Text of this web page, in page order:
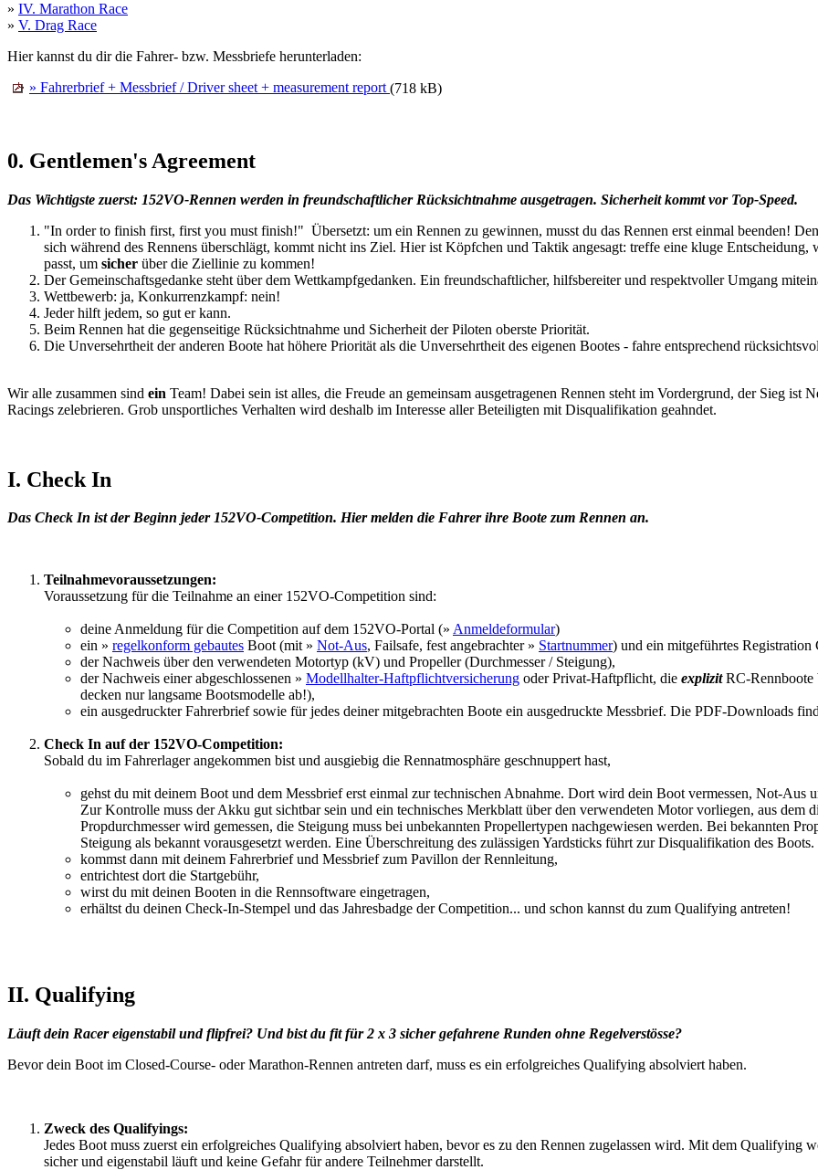
» IV. Marathon Race
» V. Drag Race
Hier kannst du dir die Fahrer- bzw. Messbriefe herunterladen:
» Fahrerbrief + Messbrief / Driver sheet + measurement report(718 kB)
0. Gentlemen's Agreement
Das Wichtigste zuerst: 152VO-Rennen werden in freundschaftlicher Rücksichtnahme ausgetragen. Sicherheit kommt vor Top-Speed.
"In order to finish first, first you must finish!" Übersetzt: um ein Rennen zu gewinnen, musst du das Rennen erst einmal beenden!
sich während des Rennens überschlägt, kommt nicht ins Ziel. Hier ist Köpfchen und Taktik angesagt: treffe eine kluge
passt, um sicher über die Ziellinie zu kommen!
Der Gemeinschaftsgedanke steht über dem Wettkampfgedanken. Ein freundschaftlicher, hilfsbereiter und respektvoller Umgang
Wettbewerb: ja, Konkurrenzkampf: nein!
Jeder hilft jedem, so gut er kann.
Beim Rennen hat die gegenseitige Rücksichtnahme und Sicherheit der Piloten oberste Priorität.
Die Unversehrtheit der anderen Boote hat höhere Priorität als die Unversehrtheit des eigenen Bootes - fahre entsprechend
Wir alle zusammen sind ein Team! Dabei sein ist alles, die Freude an gemeinsam ausgetragenen Rennen steht im Vordergrund, der Sieg ist
Racings zelebrieren. Grob unsportliches Verhalten wird deshalb im Interesse aller Beteiligten mit Disqualifikation geahndet.
I. Check In
Das Check In ist der Beginn jeder 152VO-Competition. Hier melden die Fahrer ihre Boote zum Rennen an.
Teilnahmevoraussetzungen:
Voraussetzung für die Teilnahme an einer 152VO-Competition sind:
deine Anmeldung für die Competition auf dem 152VO-Portal (» Anmeldeformular)
ein » regelkonform gebautes Boot (mit » Not-Aus, Failsafe, fest angebrachter » Startnummer) und ein mitgeführtes Registration
der Nachweis über den verwendeten Motortyp (kV) und Propeller (Durchmesser / Steigung),
der Nachweis einer abgeschlossenen » Modellhalter-Haftpflichtversicherung oder Privat-Haftpflicht, die explizitRC-Rennboote
decken nur langsame Bootsmodelle ab!),
ein ausgedruckter Fahrerbrief sowie für jedes deiner mitgebrachten Boote ein ausgedruckte Messbrief. Die PDF-Downloads
Check In auf der 152VO-Competition:
Sobald du im Fahrerlager angekommen bist und ausgiebig die Rennatmosphäre geschnuppert hast,
gehst du mit deinem Boot und dem Messbrief erst einmal zur technischen Abnahme. Dort wird dein Boot vermessen, Not-
Zur Kontrolle muss der Akku gut sichtbar sein und ein technisches Merkblatt über den verwendeten Motor vorliegen, aus
Propdurchmesser wird gemessen, die Steigung muss bei unbekannten Propellertypen nachgewiesen werden. Bei bekannten
Steigung als bekannt vorausgesetzt werden. Eine Überschreitung des zulässigen Yardsticks führt zur Disqualifikation des Boots.
kommst dann mit deinem Fahrerbrief und Messbrief zum Pavillon der Rennleitung,
entrichtest dort die Startgebühr,
wirst du mit deinen Booten in die Rennsoftware eingetragen,
erhältst du deinen Check-In-Stempel und das Jahresbadge der Competition... und schon kannst du zum Qualifying antreten!
II. Qualifying
Läuft dein Racer eigenstabil und flipfrei? Und bist du fit für 2 x 3 sicher gefahrene Runden ohne Regelverstösse?
Bevor dein Boot im Closed-Course- oder Marathon-Rennen antreten darf, muss es ein erfolgreiches Qualifying absolviert haben.
Zweck des Qualifyings:
Jedes Boot muss zuerst ein erfolgreiches Qualifying absolviert haben, bevor es zu den Rennen zugelassen wird. Mit dem Qualifying
sicher und eigenstabil läuft und keine Gefahr für andere Teilnehmer darstellt.